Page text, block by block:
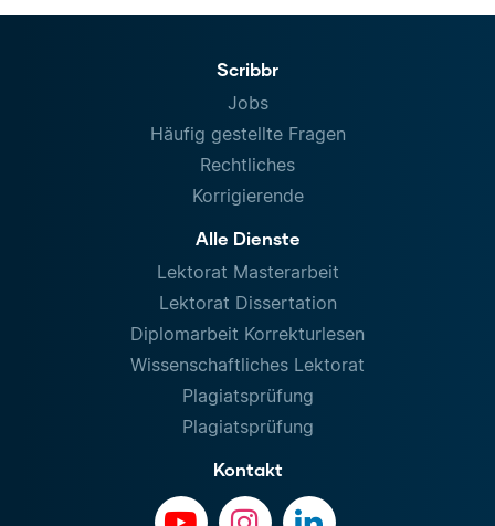
Scribbr
Jobs
Häufig gestellte Fragen
Rechtliches
Korrigierende
Alle Dienste
Lektorat Masterarbeit
Lektorat Dissertation
Diplomarbeit Korrekturlesen
Wissenschaftliches Lektorat
Plagiatsprüfung
Plagiatsprüfung
Kontakt